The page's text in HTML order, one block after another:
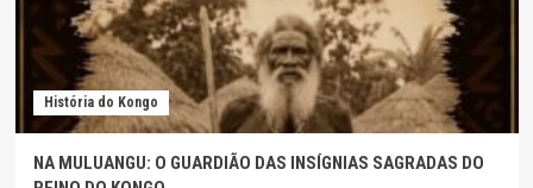
História do Kongo
NA MULUANGU: O GUARDIÃO DAS INSÍGNIAS SAGRADAS DO